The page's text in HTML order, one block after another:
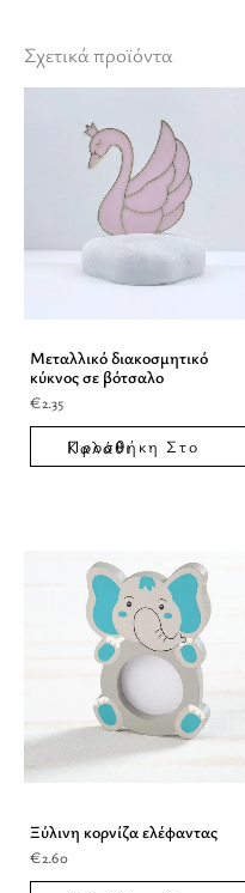
Σχετικά προϊόντα
Μεταλλικό διακοσμητικό
κύκνος σε βότσαλο
€2.35
Προσθήκη Στο Καλάθι
Ξύλινη κορνίζα ελέφαντας
€2.60